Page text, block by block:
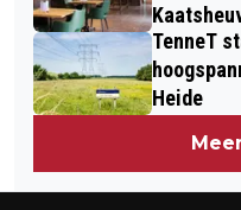
TenneT
Heide